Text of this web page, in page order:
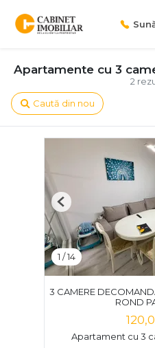
2
Apartamente cu 3
Caută din nou
1 /14
Previous
3 CAMERE
ROND
Apartament cu 3